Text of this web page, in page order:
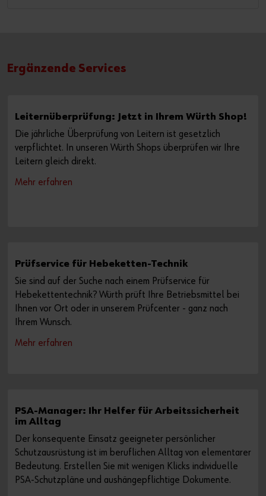
Ergänzende Services
Leiternüberprüfung: Jetzt in Ihrem Würth Shop!
Die jährliche Überprüfung von Leitern ist gesetzlich
verpflichtet. In unseren Würth Shops überprüfen wir Ihre
Leitern gleich direkt.
Mehr erfahren
Prüfservice für Hebeketten-Technik
Sie sind auf der Suche nach einem Prüfservice für
Hebekettentechnik? Würth prüft Ihre Betriebsmittel bei
Ihnen vor Ort oder in unserem Prüfcenter - ganz nach
Ihrem Wunsch.
Mehr erfahren
PSA-Manager: Ihr Helfer für Arbeitssicherheit
im Alltag
Der konsequente Einsatz geeigneter persönlicher
Schutzausrüstung ist im beruflichen Alltag von elementarer
Bedeutung. Erstellen Sie mit wenigen Klicks individuelle
PSA-Schutzpläne und aushängepflichtige Dokumente.